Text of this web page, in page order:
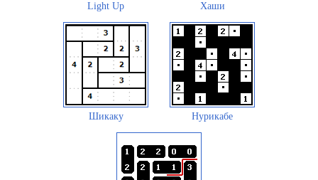
Light Up Хаши
Шикаку Нурикабе